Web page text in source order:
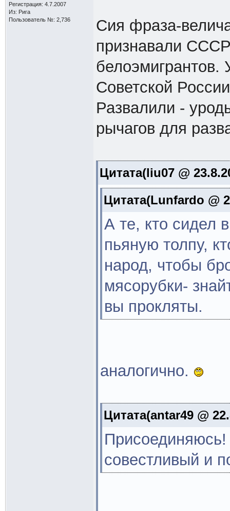
Регистрация: 4.7.2007
Из: Рига
Пользователь №: 2,736
Сия фраза-
признавали
белоэмигрантов.
Советской
Развалили -
рычагов для
Цитата(liu07 @
Цитата(Lunfardo @
А те, кто сидел
пьяную толпу,
народ, чтобы
мясорубки-
вы прокляты.
аналогично.
Цитата(antar49 @
совестливый и